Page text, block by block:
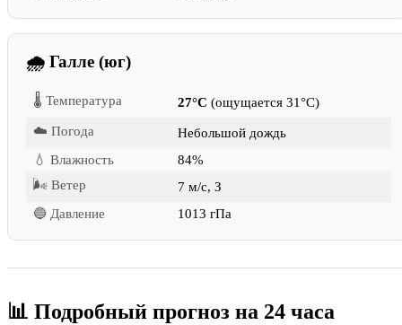
🌧 Галле (юг)
🌡 Температура 27°C (ощущается 31°C)
☁️ Погода
Небольшой дождь
💧 Влажность
84%
🌬 Ветер
7 м/с, З
🔵 Давление
1013 гПа
📊 Подробный прогноз на 24 часа